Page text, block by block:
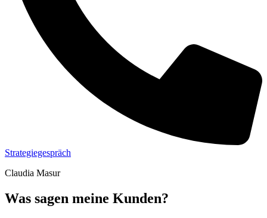
Strategiegespräch
Claudia Masur
Was sagen meine Kunden?